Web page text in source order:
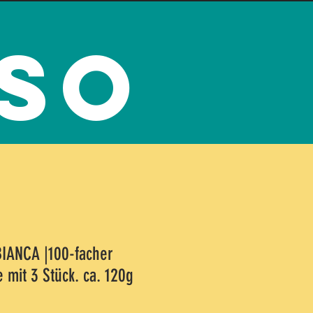
aus den besten Zutaten!
IMPRESSUM
|100-facher
mit 3 Stück. ca. 120g